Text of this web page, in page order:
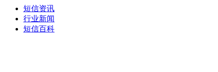
短信资讯
行业新闻
短信百科